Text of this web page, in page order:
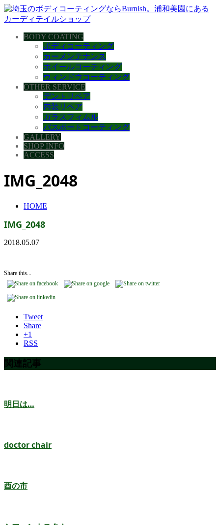
BODY COATING
ボディコーティング
カーメンテナンス
ホイールコーティング
ウィンドウコーティング
OTHER SERVICE
デントリペア
内装リペア
ガラスフィムル
バスボートコーティング
GALLERY
SHOP INFO
ACCESS
IMG_2048
HOME
IMG_2048
2018.05.07
Share this...
Tweet
Share
+1
RSS
関連記事
明日は…
doctor chair
酉の市